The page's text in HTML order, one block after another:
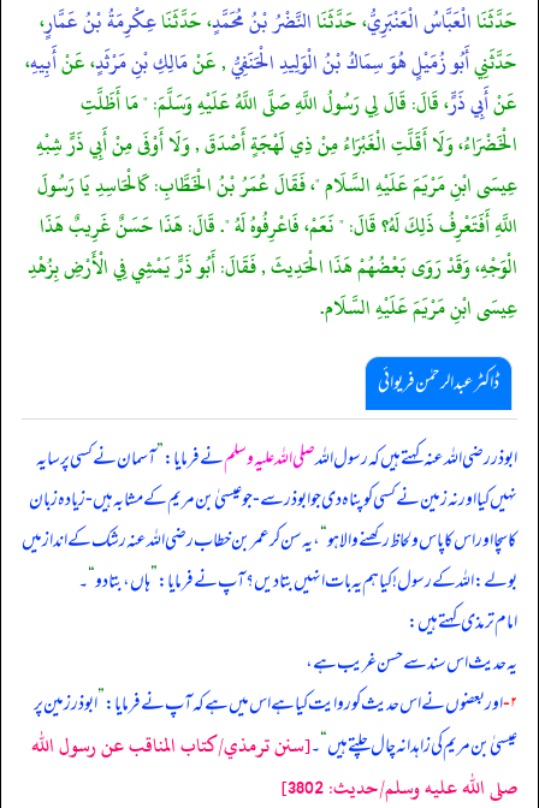
حَدَّثَنَاالْعَبَّاسُ الْعَنْبَرِيُّ، حَدَّثَنَاالنَّضْرُ بْنُ مُحَمَّدٍ، حَدَّثَنَاعِكْرِمَةُ بْنُ عَمَّارٍ،
حَدَّثَنِيأَبُو زُمَيْلٍ هُوَ سِمَاكُ بْنُ الْوَلِيدِ الْحَنَفِيُّ, عَنْمَالِكِ بْنِ مَرْثَدٍ، عَنْأَبِيهِ،
عَنْأَبِي ذَرٍّ، قَالَ: قَالَ لِي رَسُولُ اللَّهِ صَلَّى اللَّهُ عَلَيْهِ وَسَلَّمَ: " مَا أَظَلَّتِ
الْخَضْرَاءُ، وَلَا أَقَلَّتِ الْغَبْرَاءُ مِنْ ذِي لَهْجَةٍ أَصْدَقَ , وَلَا أَوْفَى مِنْ أَبِي ذَرٍّ شِبْهِ
عِيسَى ابْنِ مَرْيَمَ عَلَيْهِ السَّلَام "، فَقَالَ عُمَرُ بْنُ الْخَطَّابِ: كَالْحَاسِدِ يَا رَسُولَ
اللَّهِ أَفَتَعْرِفُ ذَلِكَ لَهُ؟ قَالَ: " نَعَمْ، فَاعْرِفُوهُ لَهُ ". قَالَ: هَذَا حَسَنٌ غَرِيبٌ هَذَا
الْوَجْهِ، وَقَدْ رَوَى بَعْضُهُمْ هَذَا الْحَدِيثَ , فَقَالَ: أَبُو ذَرٍّ يَمْشِي فِي الْأَرْضِ بِزُهْدِ
عِيسَى ابْنِ مَرْيَمَ عَلَيْهِ السَّلَام.
ڈاکٹر عبدالرحمٰن فریوائی
ابوذر رضی الله عنہ کہتے ہیں کہرسول اللہصلی اللہ علیہ وسلمنے فرمایا:”آسمان نے کسی پر سایہ
نہیں کیا اور نہ زمین نے کسی کو پناہ دی جو ابوذر سے - جو عیسیٰ بن مریم کے مشابہ ہیں - زیادہ زبان
کا سچا اور اس کا پاس و لحاظ رکھنے والا ہو“، یہ سن کر عمر بن خطاب رضی الله عنہ رشک کے انداز میں
بولے: اللہ کے رسول! کیا ہم یہ بات انہیں بتا دیں؟ آپ نے فرمایا:”ہاں، بتا دو“۔
امام ترمذی کہتے ہیں:
یہ حدیث اس سند سے حسن غریب ہے،
۲- اور بعضوں نے اس حدیث کو روایت کیا ہے اس میں ہے کہ آپ نے فرمایا:”ابوذر زمین پر
عیسیٰ بن مریم کی زاہدانہ چال چلتے ہیں“۔[سنن ترمذي/كتاب المناقب عن رسول الله
صلى الله عليه وسلم/حدیث: 3802]